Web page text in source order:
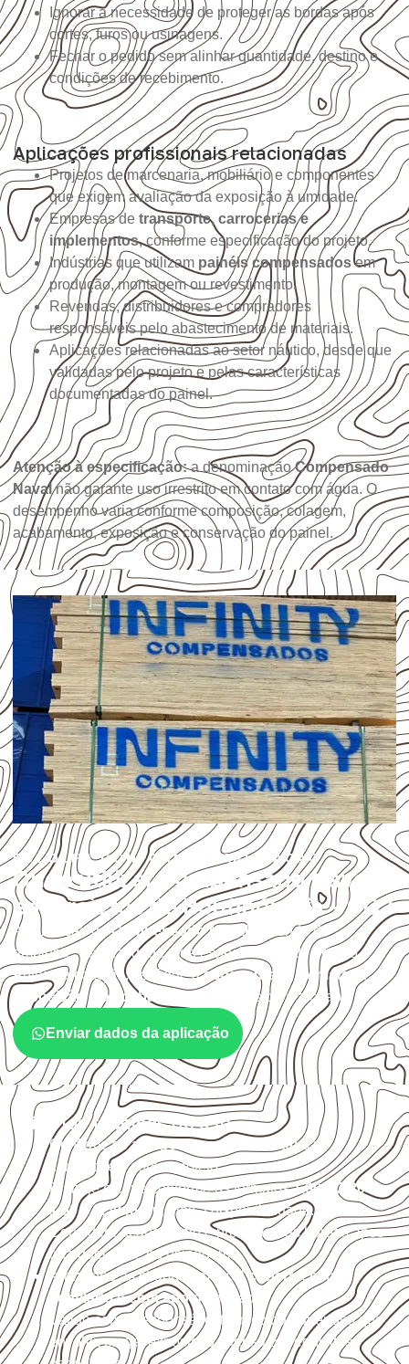
Ignorar a necessidade de proteger as bordas após
cortes, furos ou usinagens.
Fechar o pedido sem alinhar quantidade, destino e
condições de recebimento.
Aplicações profissionais relacionadas
Projetos de marcenaria, mobiliário e componentes
que exigem avaliação da exposição à umidade.
Empresas de transporte, carrocerias e
implementos, conforme especificação do projeto.
Indústrias que utilizam painéis compensadosem
produção, montagem ou revestimento.
Revendas, distribuidores e compradores
responsáveis pelo abastecimento de materiais.
Aplicações relacionadas ao setor náutico, desde que
validadas pelo projeto e pelas características
documentadas do painel.
Atenção à especificação:a denominaçãoCompensado
Navalnão garante uso irrestrito em contato com água. O
desempenho varia conforme composição, colagem,
acabamento, exposição e conservação do painel.
ESCOLHA CONFORME A APLICAÇÃO
Onde utilizar Compensado Naval
em projetos de Bonfinópolis – GO?
A utilização doCompensado Naval depende do
ambiente, da finalidade e da especificação do projeto.
Antes da cotação, verifique aespessura, o formato, a
exposição e o acabamento
previstos para a chapa.
Enviar dados da aplicação
Critérios técnicos de uso
Confirme se a espessura e o formatosão
compatíveis com o projeto.
Planeje o corte conforme os formatos1,60 × 2,20 m e
1,60 × 2,50 m, sujeitos à disponibilidade.
Considere acabamento e proteção das bordas após
qualquer corte ou usinagem.
Armazene as chapas em localcoberto, seco,
ventilado e com apoio nivelado
Valide com o responsável técnico qualquer uso que
envolva carga, exposição intensa ou requisitos